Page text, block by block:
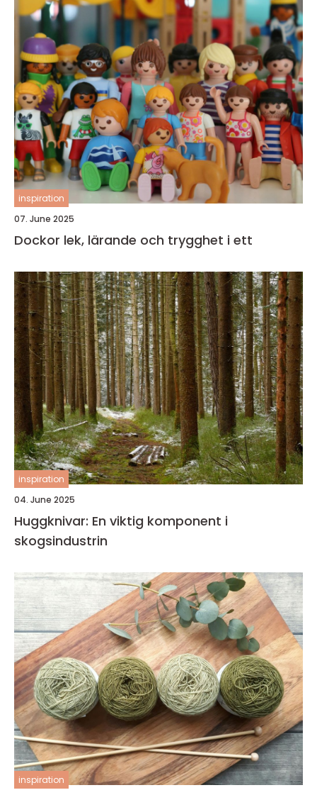
inspiration
07. June 2025
Dockor lek, lärande och trygghet i ett
inspiration
04. June 2025
Huggknivar: En viktig komponent i
skogsindustrin
inspiration